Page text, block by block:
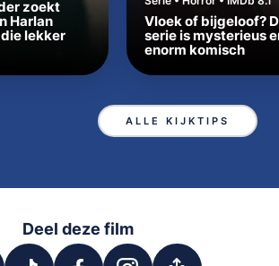
zoekt
Harlan
lekker
Vloek of bijgeloof?
serie is mysterieus
enorm komisch
ALLE KIJKTIPS
Deel deze film